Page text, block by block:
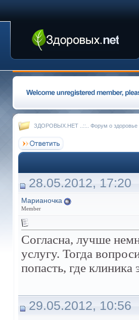
ЗДОРОВЫХ.НЕТ ..::.. Форум о здоровье
28.05.2012, 17:20
Марианочка
Member
Согласна, лучше
услугу. Тогда
попасть, где клиника
29.05.2012, 10:56